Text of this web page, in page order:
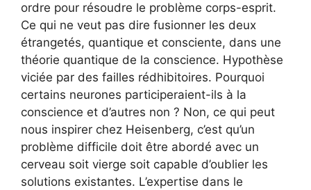
ordre pour résoudre le problème corps-esprit.
Ce qui ne veut pas dire fusionner les deux
étrangetés, quantique et consciente, dans une
théorie quantique de la conscience. Hypothèse
viciée par des failles rédhibitoires. Pourquoi
certains neurones participeraient-ils à la
conscience et d’autres non ? Non, ce qui peut
nous inspirer chez Heisenberg, c’est qu’un
problème difficile doit être abordé avec un
cerveau soit vierge soit capable d’oublier les
solutions existantes. L’expertise dans le